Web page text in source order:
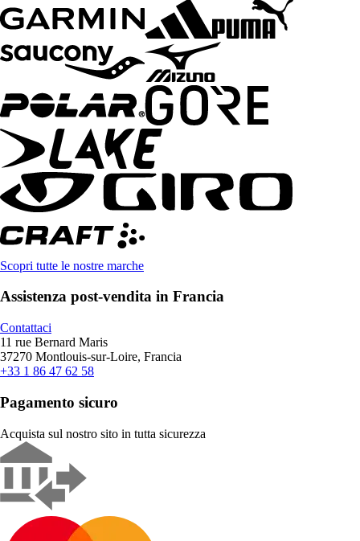
Scopri tutte le nostre marche
Assistenza post-vendita in Francia
Contattaci
11 rue Bernard Maris
37270 Montlouis-sur-Loire, Francia
+33 1 86 47 62 58
Pagamento sicuro
Acquista sul nostro sito in tutta sicurezza